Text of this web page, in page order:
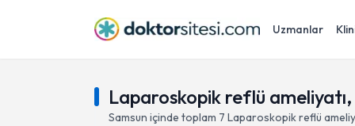
Uzmanlar
Laparoskopik reflü ameliyatı,
Samsun içinde toplam 7 Laparoskopik reflü